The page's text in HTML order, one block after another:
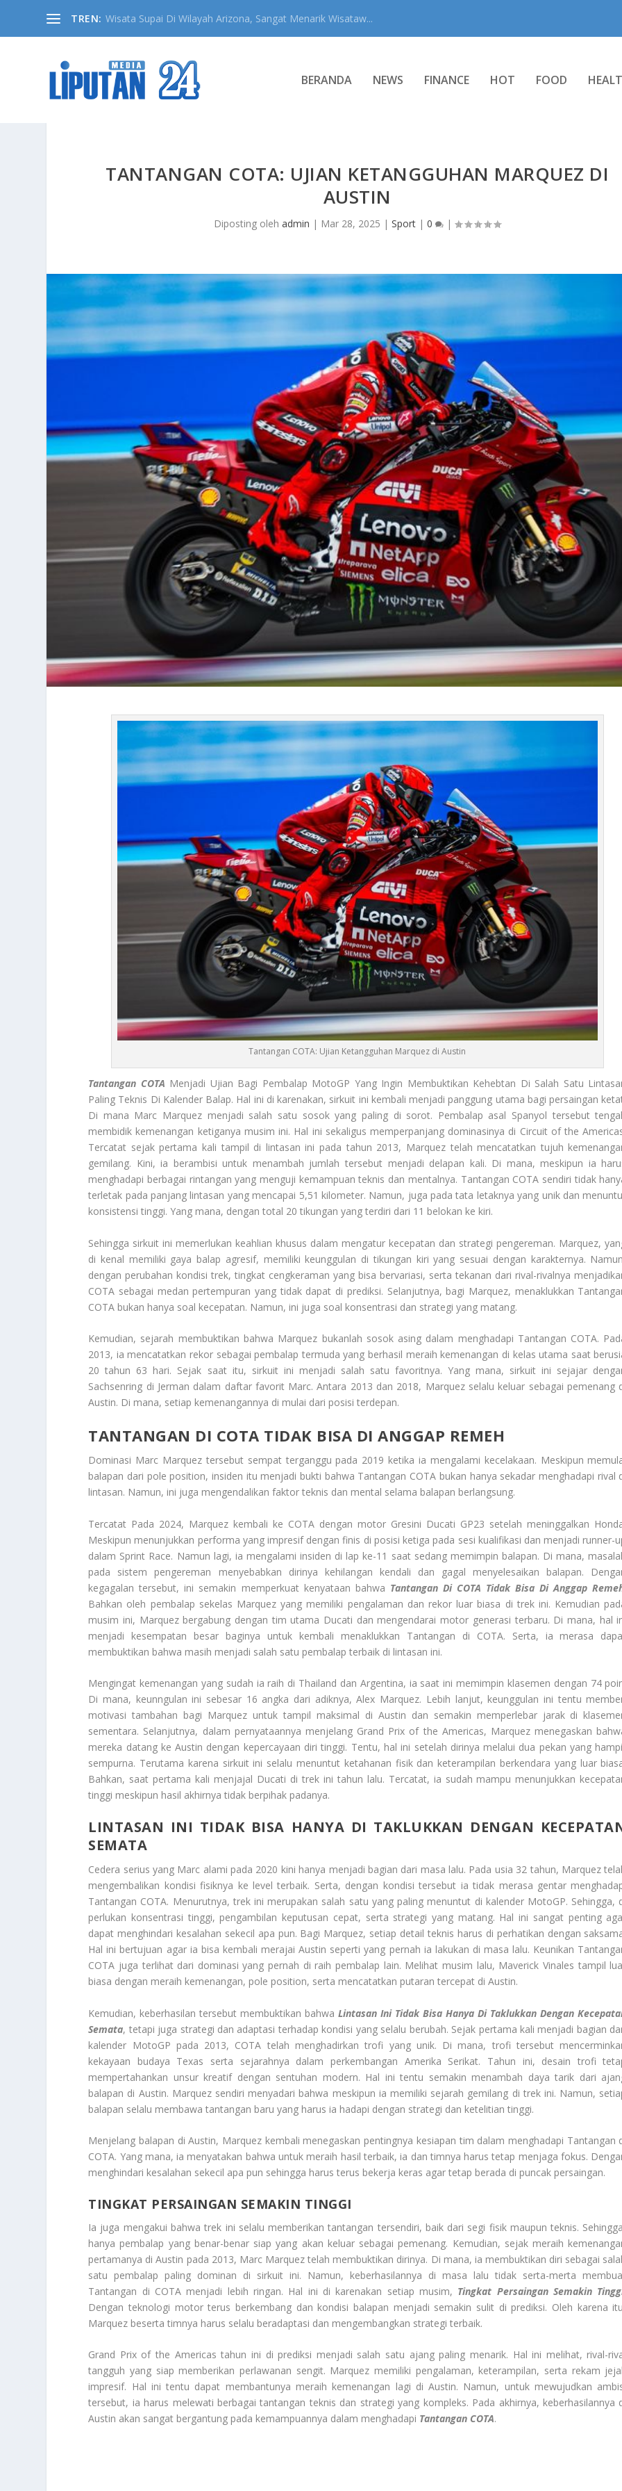
TREN: Wisata Supai Di Wilayah Arizona, Sangat Menarik Wisataw...
BERANDA NEWS FINANCE HOT FOOD
TANTANGAN COTA: UJIAN KETANGGUHAN MARQUEZ DI
AUSTIN
Diposting olehadmin | Mar 28, 2025 |Sport |0 |
Tantangan COTA: Ujian Ketangguhan Marquez di Austin
Tantangan COTA Menjadi Ujian Bagi Pembalap MotoGP Yang Ingin Membuktikan Kehebtan Di Salah Satu
Paling Teknis Di Kalender Balap. Hal ini di karenakan, sirkuit ini kembali menjadi panggung utama bagi persaingan
Di mana Marc Marquez menjadi salah satu sosok yang paling di sorot. Pembalap asal Spanyol tersebut
membidik kemenangan ketiganya musim ini. Hal ini sekaligus memperpanjang dominasinya di Circuit of the
Tercatat sejak pertama kali tampil di lintasan ini pada tahun 2013, Marquez telah mencatatkan tujuh
gemilang. Kini, ia berambisi untuk menambah jumlah tersebut menjadi delapan kali. Di mana, meskipun ia
menghadapi berbagai rintangan yang menguji kemampuan teknis dan mentalnya. Tantangan COTA sendiri tidak
terletak pada panjang lintasan yang mencapai 5,51 kilometer. Namun, juga pada tata letaknya yang unik dan
konsistensi tinggi. Yang mana, dengan total 20 tikungan yang terdiri dari 11 belokan ke kiri.
Sehingga sirkuit ini memerlukan keahlian khusus dalam mengatur kecepatan dan strategi pengereman. Marquez,
di kenal memiliki gaya balap agresif, memiliki keunggulan di tikungan kiri yang sesuai dengan karakternya.
dengan perubahan kondisi trek, tingkat cengkeraman yang bisa bervariasi, serta tekanan dari rival-rivalnya
COTA sebagai medan pertempuran yang tidak dapat di prediksi. Selanjutnya, bagi Marquez, menaklukkan
COTA bukan hanya soal kecepatan. Namun, ini juga soal konsentrasi dan strategi yang matang.
Kemudian, sejarah membuktikan bahwa Marquez bukanlah sosok asing dalam menghadapi Tantangan COTA.
2013, ia mencatatkan rekor sebagai pembalap termuda yang berhasil meraih kemenangan di kelas utama saat
20 tahun 63 hari. Sejak saat itu, sirkuit ini menjadi salah satu favoritnya. Yang mana, sirkuit ini sejajar
Sachsenring di Jerman dalam daftar favorit Marc. Antara 2013 dan 2018, Marquez selalu keluar sebagai pemenang
Austin. Di mana, setiap kemenangannya di mulai dari posisi terdepan.
TANTANGAN DI COTA TIDAK BISA DI ANGGAP REMEH
Dominasi Marc Marquez tersebut sempat terganggu pada 2019 ketika ia mengalami kecelakaan. Meskipun
balapan dari pole position, insiden itu menjadi bukti bahwa Tantangan COTA bukan hanya sekadar menghadapi rival
lintasan. Namun, ini juga mengendalikan faktor teknis dan mental selama balapan berlangsung.
Tercatat Pada 2024, Marquez kembali ke COTA dengan motor Gresini Ducati GP23 setelah meninggalkan
Meskipun menunjukkan performa yang impresif dengan finis di posisi ketiga pada sesi kualifikasi dan menjadi runner-
dalam Sprint Race. Namun lagi, ia mengalami insiden di lap ke-11 saat sedang memimpin balapan. Di mana,
pada sistem pengereman menyebabkan dirinya kehilangan kendali dan gagal menyelesaikan balapan.
kegagalan tersebut, ini semakin memperkuat kenyataan bahwa Tantangan Di COTA Tidak Bisa Di Anggap
Bahkan oleh pembalap sekelas Marquez yang memiliki pengalaman dan rekor luar biasa di trek ini. Kemudian
musim ini, Marquez bergabung dengan tim utama Ducati dan mengendarai motor generasi terbaru. Di mana, hal
menjadi kesempatan besar baginya untuk kembali menaklukkan Tantangan di COTA. Serta, ia merasa
membuktikan bahwa masih menjadi salah satu pembalap terbaik di lintasan ini.
Mengingat kemenangan yang sudah ia raih di Thailand dan Argentina, ia saat ini memimpin klasemen dengan 74
Di mana, keunngulan ini sebesar 16 angka dari adiknya, Alex Marquez. Lebih lanjut, keunggulan ini tentu
motivasi tambahan bagi Marquez untuk tampil maksimal di Austin dan semakin memperlebar jarak di
sementara. Selanjutnya, dalam pernyataannya menjelang Grand Prix of the Americas, Marquez menegaskan
mereka datang ke Austin dengan kepercayaan diri tinggi. Tentu, hal ini setelah dirinya melalui dua pekan yang
sempurna. Terutama karena sirkuit ini selalu menuntut ketahanan fisik dan keterampilan berkendara yang luar
Bahkan, saat pertama kali menjajal Ducati di trek ini tahun lalu. Tercatat, ia sudah mampu menunjukkan
tinggi meskipun hasil akhirnya tidak berpihak padanya.
LINTASAN INI TIDAK BISA HANYA DI TAKLUKKAN DENGAN
SEMATA
Cedera serius yang Marc alami pada 2020 kini hanya menjadi bagian dari masa lalu. Pada usia 32 tahun, Marquez
mengembalikan kondisi fisiknya ke level terbaik. Serta, dengan kondisi tersebut ia tidak merasa gentar
Tantangan COTA. Menurutnya, trek ini merupakan salah satu yang paling menuntut di kalender MotoGP. Sehingga,
perlukan konsentrasi tinggi, pengambilan keputusan cepat, serta strategi yang matang. Hal ini sangat penting
dapat menghindari kesalahan sekecil apa pun. Bagi Marquez, setiap detail teknis harus di perhatikan dengan
Hal ini bertujuan agar ia bisa kembali merajai Austin seperti yang pernah ia lakukan di masa lalu. Keunikan
COTA juga terlihat dari dominasi yang pernah di raih pembalap lain. Melihat musim lalu, Maverick Vinales tampil
biasa dengan meraih kemenangan, pole position, serta mencatatkan putaran tercepat di Austin.
Kemudian, keberhasilan tersebut membuktikan bahwaLintasan Ini Tidak Bisa Hanya Di Taklukkan Dengan
Semata, tetapi juga strategi dan adaptasi terhadap kondisi yang selalu berubah. Sejak pertama kali menjadi bagian
kalender MotoGP pada 2013, COTA telah menghadirkan trofi yang unik. Di mana, trofi tersebut
kekayaan budaya Texas serta sejarahnya dalam perkembangan Amerika Serikat. Tahun ini, desain trofi
mempertahankan unsur kreatif dengan sentuhan modern. Hal ini tentu semakin menambah daya tarik dari
balapan di Austin. Marquez sendiri menyadari bahwa meskipun ia memiliki sejarah gemilang di trek ini. Namun,
balapan selalu membawa tantangan baru yang harus ia hadapi dengan strategi dan ketelitian tinggi.
Menjelang balapan di Austin, Marquez kembali menegaskan pentingnya kesiapan tim dalam menghadapi Tantangan
COTA. Yang mana, ia menyatakan bahwa untuk meraih hasil terbaik, ia dan timnya harus tetap menjaga fokus.
menghindari kesalahan sekecil apa pun sehingga harus terus bekerja keras agar tetap berada di puncak persaingan.
TINGKAT PERSAINGAN SEMAKIN TINGGI
Ia juga mengakui bahwa trek ini selalu memberikan tantangan tersendiri, baik dari segi fisik maupun teknis.
hanya pembalap yang benar-benar siap yang akan keluar sebagai pemenang. Kemudian, sejak meraih
pertamanya di Austin pada 2013, Marc Marquez telah membuktikan dirinya. Di mana, ia membuktikan diri sebagai
satu pembalap paling dominan di sirkuit ini. Namun, keberhasilannya di masa lalu tidak serta-merta
Tantangan di COTA menjadi lebih ringan. Hal ini di karenakan setiap musim, Tingkat Persaingan Semakin
Dengan teknologi motor terus berkembang dan kondisi balapan menjadi semakin sulit di prediksi. Oleh karena
Marquez beserta timnya harus selalu beradaptasi dan mengembangkan strategi terbaik.
Grand Prix of the Americas tahun ini di prediksi menjadi salah satu ajang paling menarik. Hal ini melihat, rival-
tangguh yang siap memberikan perlawanan sengit. Marquez memiliki pengalaman, keterampilan, serta rekam
impresif. Hal ini tentu dapat membantunya meraih kemenangan lagi di Austin. Namun, untuk mewujudkan
tersebut, ia harus melewati berbagai tantangan teknis dan strategi yang kompleks. Pada akhirnya, keberhasilannya
Austin akan sangat bergantung pada kemampuannya dalam menghadapi Tantangan COTA.